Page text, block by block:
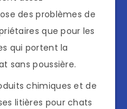
des problèmes de
que pour les
qui portent la
sans poussière.
chimiques et de
litières pour chats